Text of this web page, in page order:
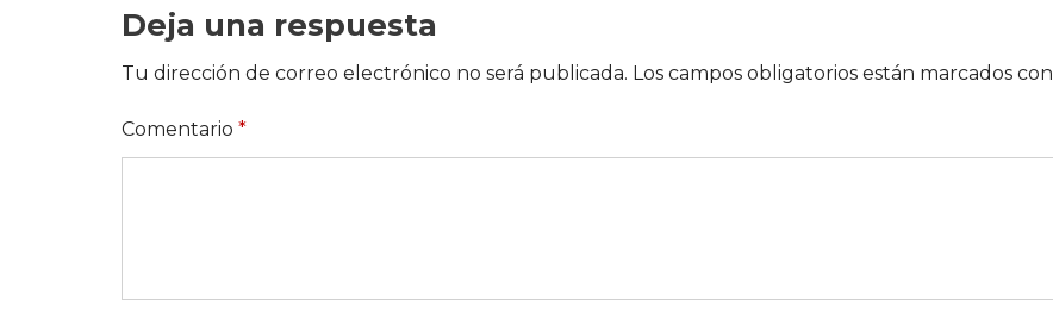
Deja una respuesta
Tu dirección de correo electrónico no será publicada. Los campos obligatorios están marcados con
Comentario *